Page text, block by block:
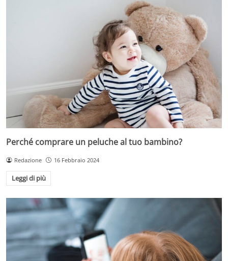
Perché comprare un peluche al tuo bambino?
Redazione 16 Febbraio 2024
Leggi di più